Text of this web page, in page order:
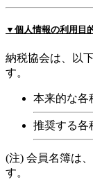
▼個人情報の利用目
納税協会は、以
す。
本来的な各
推奨する各
(注) 会員名簿は
す。